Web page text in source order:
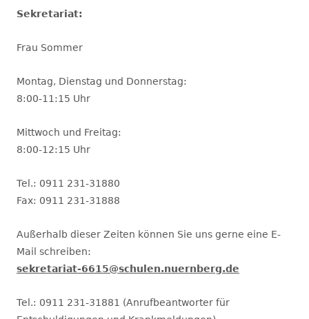
Sekretariat:
Frau Sommer
Montag, Dienstag und Donnerstag:
8:00-11:15 Uhr
Mittwoch und Freitag:
8:00-12:15 Uhr
Tel.: 0911 231-31880
Fax: 0911 231-31888
Außerhalb dieser Zeiten können Sie uns gerne eine E-
Mail schreiben:
sekretariat-6615@schulen.nuernberg.de
Tel.: 0911 231-31881 (Anrufbeantworter für